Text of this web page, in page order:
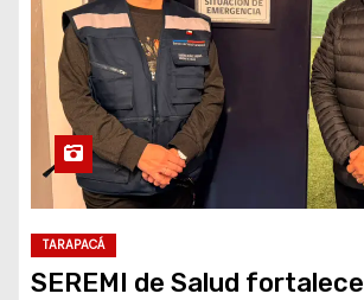
TARAPACÁ
SEREMI de Salud fortalece